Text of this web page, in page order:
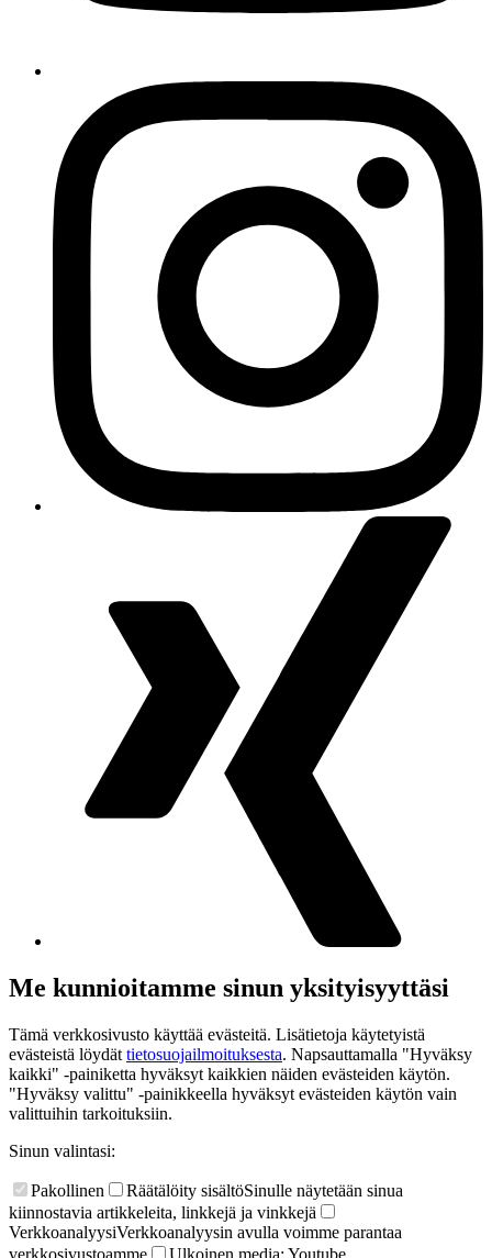
Me kunnioitamme sinun yksityisyyttäsi
Tämä verkkosivusto käyttää evästeitä. Lisätietoja käytetyistä
evästeistä löydät tietosuojailmoituksesta. Napsauttamalla "Hyväksy
kaikki" -painiketta hyväksyt kaikkien näiden evästeiden käytön.
"Hyväksy valittu" -painikkeella hyväksyt evästeiden käytön vain
valittuihin tarkoituksiin.
Sinun valintasi:
Pakollinen Räätälöity sisältöSinulle näytetään sinua
kiinnostavia artikkeleita, linkkejä ja vinkkejä
VerkkoanalyysiVerkkoanalyysin avulla voimme parantaa
verkkosivustoamme
Ulkoinen media: Youtube